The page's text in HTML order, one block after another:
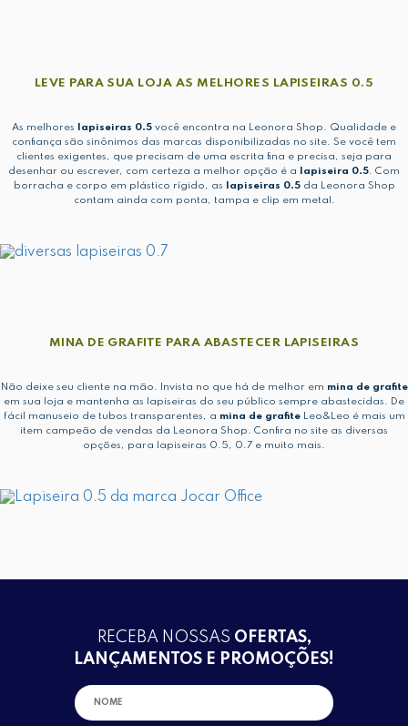
LEVE PARA SUA LOJA AS MELHORES LAPISEIRAS 0.5
As melhores lapiseiras 0.5 você encontra na Leonora Shop. Qualidade e
confiança são sinônimos das marcas disponibilizadas no site. Se você tem
clientes exigentes, que precisam de uma escrita fina e precisa, seja para
desenhar ou escrever, com certeza a melhor opção é a
lapiseira 0.5. Com
borracha e corpo em plástico rígido, as
lapiseiras 0.5da Leonora Shop
contam ainda com ponta, tampa e clip em metal.
MINA DE GRAFITE PARA ABASTECER LAPISEIRAS
Não deixe seu cliente na mão. Invista no que há de melhor em mina de grafite
em sua loja e mantenha as lapiseiras do seu público sempre abastecidas. De
fácil manuseio de tubos transparentes, a mina de grafiteLeo&Leo é mais um
item campeão de vendas da Leonora Shop. Confira no site as diversas
opções, para lapiseiras 0.5, 0.7 e muito mais.
RECEBA NOSSAS OFERTAS,
LANÇAMENTOS E PROMOÇÕES!